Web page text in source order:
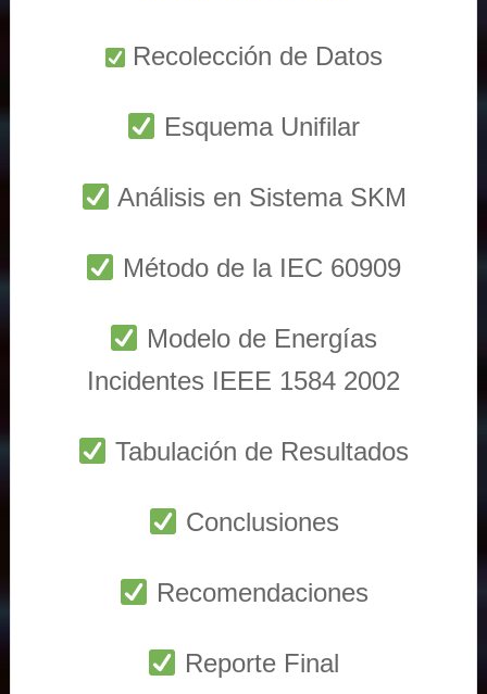
Recolección de Datos
Esquema Unifilar
Análisis en Sistema SKM
Método de la IEC 60909
Modelo de Energías
Incidentes IEEE 1584 2002
Tabulación de Resultados
Conclusiones
Recomendaciones
Reporte Final